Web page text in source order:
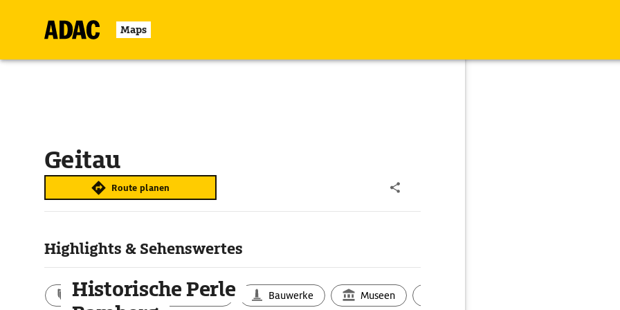
Maps
Geitau
Route planen
Highlights & Sehenswertes
Aktivitäten Landschaft Bauwerke Museen
Historische Perle